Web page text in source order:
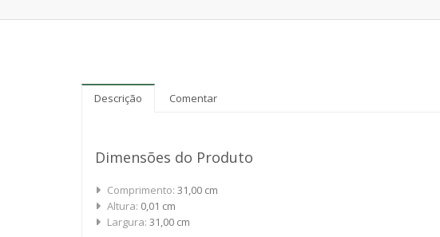
Descrição Comentar
Dimensões do Produto
Comprimento: 31,00 cm
Altura: 0,01 cm
Largura: 31,00 cm